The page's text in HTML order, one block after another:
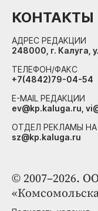
© 2007–2026.
КОНТАКТЫ
АДРЕС РЕДАКЦИИ
248000, г. Калуга,
ТЕЛЕФОН/ФАКС
+7(4842)79-04-54
E-MAIL РЕДАКЦИИ
ev@kp.kaluga.ru,
ОТДЕЛ РЕКЛАМЫ НА
sz@kp.kaluga.ru